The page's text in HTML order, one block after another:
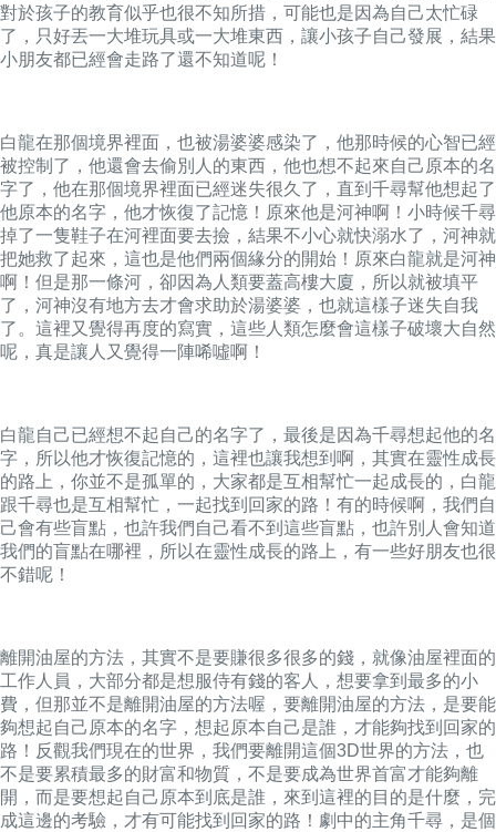
對於孩子的教育似乎也很不知所措，可能也是因為自己太忙碌
了，只好丟一大堆玩具或一大堆東西，讓小孩子自己發展，結果
小朋友都已經會走路了還不知道呢！
白龍在那個境界裡面，也被湯婆婆感染了，他那時候的心智已經
被控制了，他還會去偷別人的東西，他也想不起來自己原本的名
字了，他在那個境界裡面已經迷失很久了，直到千尋幫他想起了
他原本的名字，他才恢復了記憶！原來他是河神啊！小時候千尋
掉了一隻鞋子在河裡面要去撿，結果不小心就快溺水了，河神就
把她救了起來，這也是他們兩個緣分的開始！原來白龍就是河神
啊！但是那一條河，卻因為人類要蓋高樓大廈，所以就被填平
了，河神沒有地方去才會求助於湯婆婆，也就這樣子迷失自我
了。這裡又覺得再度的寫實，這些人類怎麼會這樣子破壞大自然
呢，真是讓人又覺得一陣唏噓啊！
白龍自己已經想不起自己的名字了，最後是因為千尋想起他的名
字，所以他才恢復記憶的，這裡也讓我想到啊，其實在靈性成長
的路上，你並不是孤單的，大家都是互相幫忙一起成長的，白龍
跟千尋也是互相幫忙，一起找到回家的路！有的時候啊，我們自
己會有些盲點，也許我們自己看不到這些盲點，也許別人會知道
我們的盲點在哪裡，所以在靈性成長的路上，有一些好朋友也很
不錯呢！
離開油屋的方法，其實不是要賺很多很多的錢，就像油屋裡面的
工作人員，大部分都是想服侍有錢的客人，想要拿到最多的小
費，但那並不是離開油屋的方法喔，要離開油屋的方法，是要能
夠想起自己原本的名字，想起原本自己是誰，才能夠找到回家的
路！反觀我們現在的世界，我們要離開這個3D世界的方法，也
不是要累積最多的財富和物質，不是要成為世界首富才能夠離
開，而是要想起自己原本到底是誰，來到這裡的目的是什麼，完
成這邊的考驗，才有可能找到回家的路！劇中的主角千尋，是個